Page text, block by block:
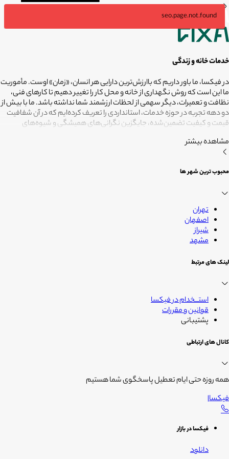
خدمات خانه و زندگی
در فیکسا، ما باور داریم که باارزش‌ترین دارایی هر انسان، «زمان» اوست. مأموریت
ما این است که روش نگهداری از خانه و محل کار را تغییر دهیم تا کارهای فنی،
نظافت و تعمیرات، دیگر سهمی از لحظات ارزشمند شما نداشته باشد. ما با بیش از
دو دهه تجربه در حوزه خدمات، استانداردی را تعریف کرده‌ایم که در آن شفافیت
قیمت و کیفیت تضمین‌شده، جایگزین نگرانی‌های همیشگی و شیوه‌های
متخصصانی بسپاریم که از فیلترهای سخت‌گیرانه رد شده‌اند تا نتیجه نهایی،
دقیقاً همان فضای امن و بی‌دغدغه‌ای باشد که همیشه برای آرامش خود
آنکه شما فرصت بیشتری برای زندگی کردن داشته باشید؛ فیکسا، زمانی برای
مشاهده بیشتر
محبوب ترین شهر ها
تهران
اصفهان
شیراز
مشهد
لینک های مرتبط
استــخدام در فیکسا
قوانین و مقررات
پشتیبانی
کانال های ارتباطی
همه روزه حتی ایام تعطیل پاسخگوی شما هستیم
فیکسا|
فیکسا در بازار
دانلود
seo.page.not.found